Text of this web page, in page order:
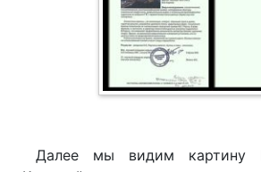
Далее мы видим картину